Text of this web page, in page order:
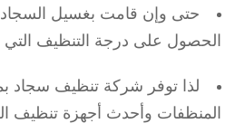
حتى وإن قامت بغسيل
الحصول على درجة التنظيف
لذا توفر شركة تنظيف سجاد
المنظفات وأحدث أجهزة تنظيف